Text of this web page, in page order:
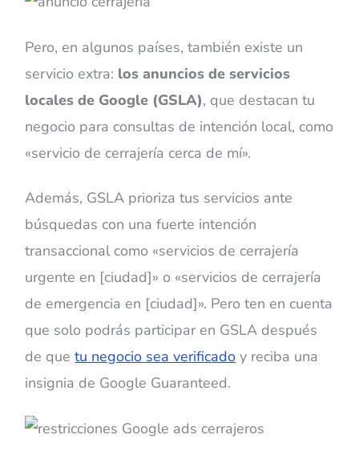
Pero, en algunos países, también existe un
servicio extra: los anuncios de servicios
locales de Google (GSLA), que destacan tu
negocio para consultas de intención local, como
«servicio de cerrajería cerca de mí».
Además, GSLA prioriza tus servicios ante
búsquedas con una fuerte intención
transaccional como «servicios de cerrajería
urgente en [ciudad]» o «servicios de cerrajería
de emergencia en [ciudad]». Pero ten en cuenta
que solo podrás participar en GSLA después
de que tu negocio sea verificado y reciba una
insignia de Google Guaranteed.